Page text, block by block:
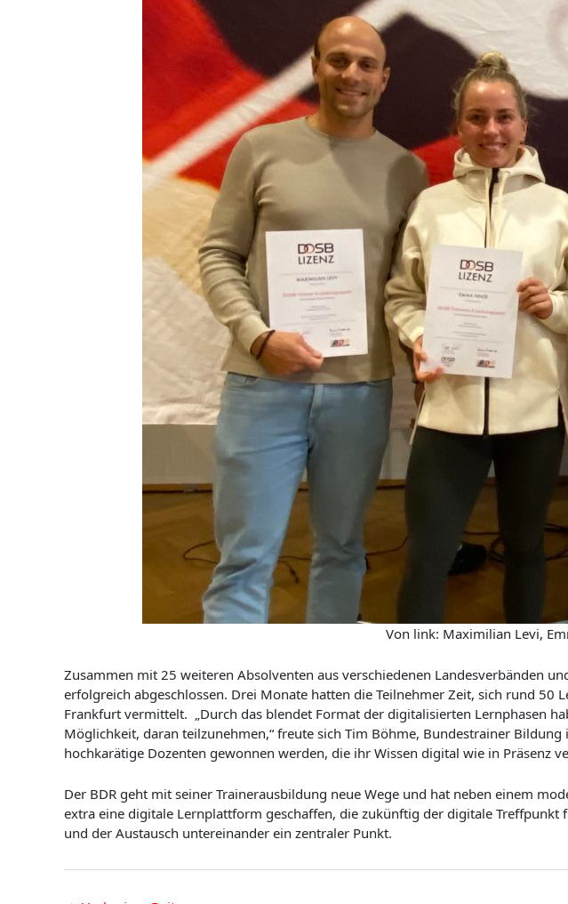
Von link: Maximilian Levi,
Zusammen mit 25 weiteren Absolventen aus verschiedenen Landesverbänden
erfolgreich abgeschlossen. Drei Monate hatten die Teilnehmer Zeit, sich rund
Frankfurt vermittelt. „Durch das blendet Format der digitalisierten Lernphasen
Möglichkeit, daran teilzunehmen,“ freute sich Tim Böhme, Bundestrainer
hochkarätige Dozenten gewonnen werden, die ihr Wissen digital wie in Präsenz
Der BDR geht mit seiner Trainerausbildung neue Wege und hat neben einem
extra eine digitale Lernplattform geschaffen, die zukünftig der digitale Treffpunkt
und der Austausch untereinander ein zentraler Punkt.